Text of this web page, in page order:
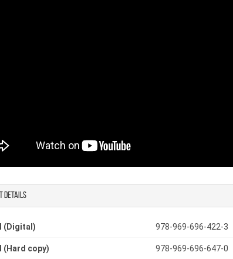
details
(Digital) 978-969-696-422-3
(Hard copy) 978-969-696-647-0